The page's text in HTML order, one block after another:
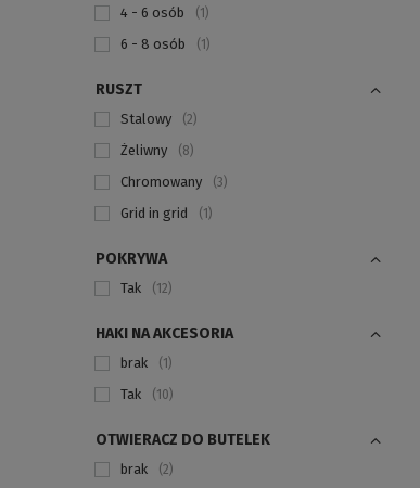
4 - 6 osób 1
6 - 8 osób 1
RUSZT
Stalowy 2
Żeliwny 8
Chromowany 3
Grid in grid 1
POKRYWA
Tak 12
HAKI NA AKCESORIA
brak 1
Tak 10
OTWIERACZ DO BUTELEK
brak 2